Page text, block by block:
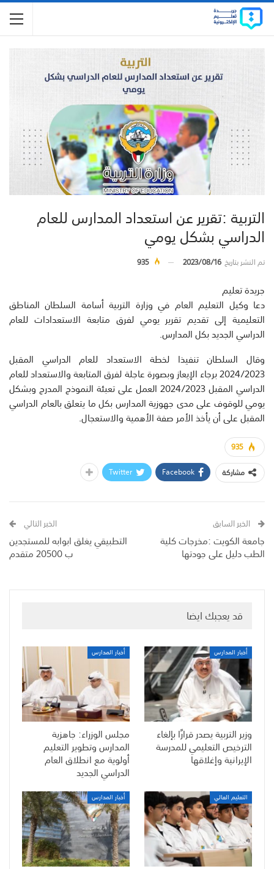
التربية :تقرير عن استعداد المدارس للعام
الدراسي بشكل يومي
تم النشر بتاريخ2023/08/16
935
جريدة تعليم
دعا وكيل التعليم العام في وزارة التربية أسامة السلطان المناطق
التعليمية إلى تقديم تقرير يومي لفرق متابعة الاستعدادات للعام
الدراسي الجديد بكل المدارس.
وقال السلطان تنفيذا لخطة الاستعداد للعام الدراسي المقبل
2024/2023 برجاء الإيعاز وبصورة عاجلة لفرق المتابعة والاستعداد للعام
الدراسي المقبل 2024/2023 العمل على تعبئة النموذج المدرج وبشكل
يومي للوقوف على مدى جهوزية المدارس بكل ما يتعلق بالعام الدراسي
المقبل على أن يأخذ الأمر صفة الأهمية والاستعجال.
935
مشاركة
Facebook
Twitter
الخبر السابق
جامعة الكويت :مخرجات كلية
الطب دليل على جودتها
الخبر التالي
التطبيقي يغلق ابوابه للمستجدين
ب 20500 متقدم
قد يعجبك ايضا
أخبار المدارس
وزير التربية يصدر قرارًا بإلغاء
الترخيص التعليمي للمدرسة
الإيرانية وإغلاقها
أخبار المدارس
مجلس الوزراء: جاهزية
المدارس وتطوير التعليم
أولوية مع انطلاق العام
الدراسي الجديد
التعليم العالي أخبار المدارس